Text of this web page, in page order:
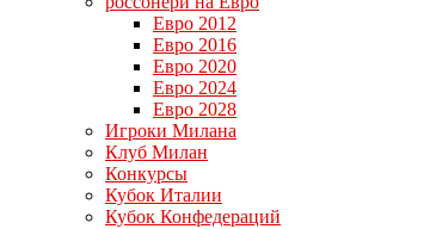
Евро 2012
Евро 2016
Евро 2020
Евро 2024
Евро 2028
Игроки Милана
Клуб Милан
Конкурсы
Кубок Италии
Кубок Конфедераций